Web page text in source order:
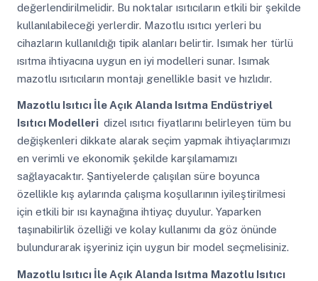
değerlendirilmelidir. Bu noktalar ısıtıcıların etkili bir şekilde
kullanılabileceği yerlerdir. Mazotlu ısıtıcı yerleri bu
cihazların kullanıldığı tipik alanları belirtir. Isımak her türlü
ısıtma ihtiyacına uygun en iyi modelleri sunar. Isımak
mazotlu ısıtıcıların montajı genellikle basit ve hızlıdır.
Mazotlu Isıtıcı İle Açık Alanda Isıtma Endüstriyel
Isıtıcı Modelleri dizel ısıtıcı fiyatlarını belirleyen tüm bu
değişkenleri dikkate alarak seçim yapmak ihtiyaçlarımızı
en verimli ve ekonomik şekilde karşılamamızı
sağlayacaktır. Şantiyelerde çalışılan süre boyunca
özellikle kış aylarında çalışma koşullarının iyileştirilmesi
için etkili bir ısı kaynağına ihtiyaç duyulur. Yaparken
taşınabilirlik özelliği ve kolay kullanımı da göz önünde
bulundurarak işyeriniz için uygun bir model seçmelisiniz.
Mazotlu Isıtıcı İle Açık Alanda Isıtma Mazotlu Isıtıcı